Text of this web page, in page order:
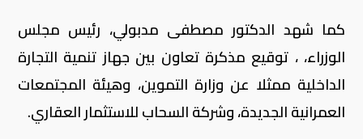
كما شهد الدكتور مصطفى مدبولي، رئيس مجلس
الوزراء، ، توقيع مذكرة تعاون بين جهاز تنمية التجارة
الداخلية ممثلا عن وزارة التموين، وهيئة المجتمعات
العمرانية الجديدة، وشركة السحاب للاستثمار العقاري.